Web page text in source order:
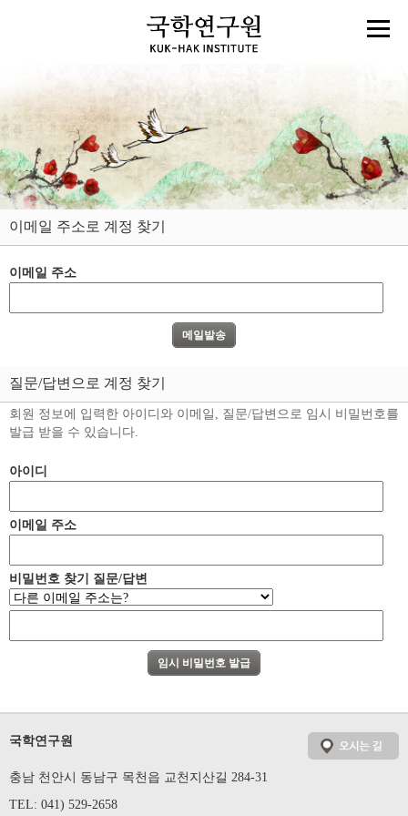
이메일 주소로 계정 찾기
이메일 주소
질문/답변으로 계정 찾기
회원 정보에 입력한 아이디와 이메일, 질문/답변으로 임시 비밀번호를
발급 받을 수 있습니다.
아이디
이메일 주소
비밀번호 찾기 질문/답변
국학연구원
충남 천안시 동남구 목천읍 교천지산길 284-31
TEL: 041) 529-2658